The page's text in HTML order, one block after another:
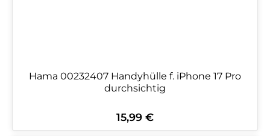
Hama 00232407 Handyhülle f. iPhone 17 Pro
durchsichtig
Regulärer Preis:
15,99 €